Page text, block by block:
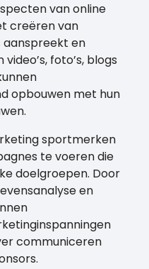
van online
creëren van
aanspreekt en
foto’s, blogs
opbouwen met hun
sportmerken
te voeren die
doelgroepen. Door
en
communiceren